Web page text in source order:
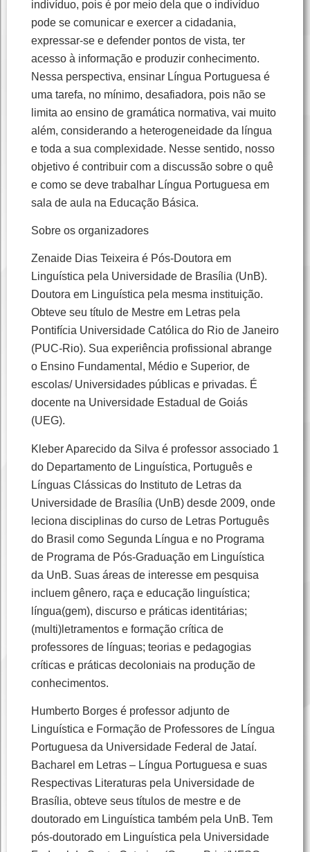
indivíduo, pois é por meio dela que o indivíduo
pode se comunicar e exercer a cidadania,
expressar-se e defender pontos de vista, ter
acesso à informação e produzir conhecimento.
Nessa perspectiva, ensinar Língua Portuguesa é
uma tarefa, no mínimo, desafiadora, pois não se
limita ao ensino de gramática normativa, vai muito
além, considerando a heterogeneidade da língua
e toda a sua complexidade. Nesse sentido, nosso
objetivo é contribuir com a discussão sobre o quê
e como se deve trabalhar Língua Portuguesa em
sala de aula na Educação Básica.
Sobre os organizadores
Zenaide Dias Teixeira é Pós-Doutora em
Linguística pela Universidade de Brasília (UnB).
Doutora em Linguística pela mesma instituição.
Obteve seu título de Mestre em Letras pela
Pontifícia Universidade Católica do Rio de Janeiro
(PUC-Rio). Sua experiência profissional abrange
o Ensino Fundamental, Médio e Superior, de
escolas/ Universidades públicas e privadas. É
docente na Universidade Estadual de Goiás
(UEG).
Kleber Aparecido da Silva é professor associado 1
do Departamento de Linguística, Português e
Línguas Clássicas do Instituto de Letras da
Universidade de Brasília (UnB) desde 2009, onde
leciona disciplinas do curso de Letras Português
do Brasil como Segunda Língua e no Programa
de Programa de Pós-Graduação em Linguística
da UnB. Suas áreas de interesse em pesquisa
incluem gênero, raça e educação linguística;
língua(gem), discurso e práticas identitárias;
(multi)letramentos e formação crítica de
professores de línguas; teorias e pedagogias
críticas e práticas decoloniais na produção de
conhecimentos.
Humberto Borges é professor adjunto de
Linguística e Formação de Professores de Língua
Portuguesa da Universidade Federal de Jataí.
Bacharel em Letras – Língua Portuguesa e suas
Respectivas Literaturas pela Universidade de
Brasília, obteve seus títulos de mestre e de
doutorado em Linguística também pela UnB. Tem
pós-doutorado em Linguística pela Universidade